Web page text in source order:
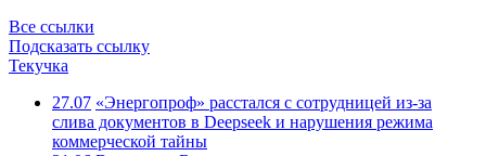
Все ссылки
Подсказать ссылку
Текучка
27.07 «Энергопроф» расстался с сотрудницей из-за
слива документов в Deepseek и нарушения режима
коммерческой тайны